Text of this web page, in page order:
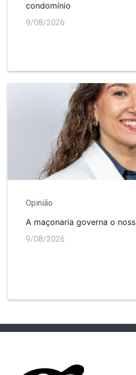
condomínio
9/08/2026
Opinião
A maçonaria governa o
9/08/2026